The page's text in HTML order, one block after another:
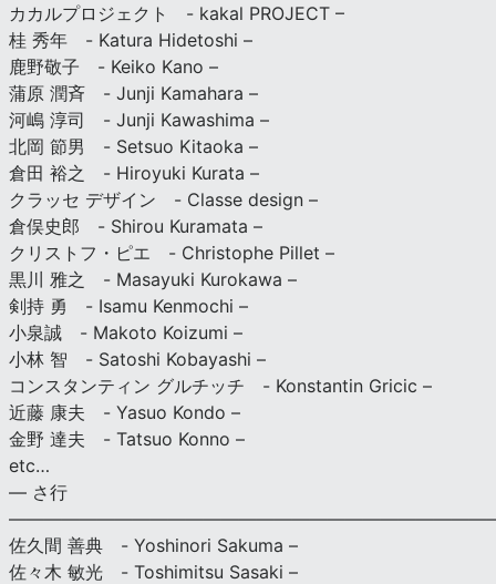
カカルプロジェクト - kakal PROJECT –
桂 秀年 - Katura Hidetoshi –
鹿野敬子 - Keiko Kano –
蒲原 潤斉 - Junji Kamahara –
河嶋 淳司 - Junji Kawashima –
北岡 節男 - Setsuo Kitaoka –
倉田 裕之 - Hiroyuki Kurata –
クラッセ デザイン - Classe design –
倉俣史郎 - Shirou Kuramata –
クリストフ・ピエ - Christophe Pillet –
黒川 雅之 - Masayuki Kurokawa –
剣持 勇 - Isamu Kenmochi –
小泉誠 - Makoto Koizumi –
小林 智 - Satoshi Kobayashi –
コンスタンティン グルチッチ - Konstantin Gricic –
近藤 康夫 - Yasuo Kondo –
金野 達夫 - Tatsuo Konno –
etc…
— さ行
佐久間 善典 - Yoshinori Sakuma –
佐々木 敏光 - Toshimitsu Sasaki –